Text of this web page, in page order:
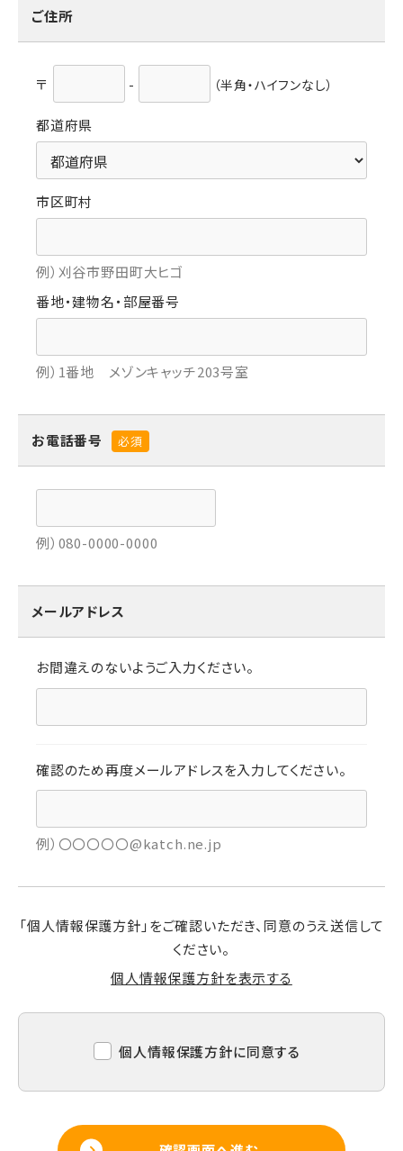
ご住所
〒 - （半⾓・ハイフンなし）
都道府県
市区町村
例）刈谷市野田町大ヒゴ
番地・建物名・部屋番号
例）1番地 メゾンキャッチ203号室
お電話番号 必須
例）080-0000-0000
メールアドレス
お間違えのないようご入力ください。
確認のため再度メールアドレスを入力してください。
例）〇〇〇〇〇@katch.ne.jp
「個人情報保護方針」をご確認いただき、同意のうえ送信して
ください。
個人情報保護方針を表示する
個人情報保護方針に同意する